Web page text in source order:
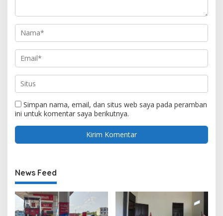
Simpan nama, email, dan situs web saya pada peramban
ini untuk komentar saya berikutnya.
News Feed